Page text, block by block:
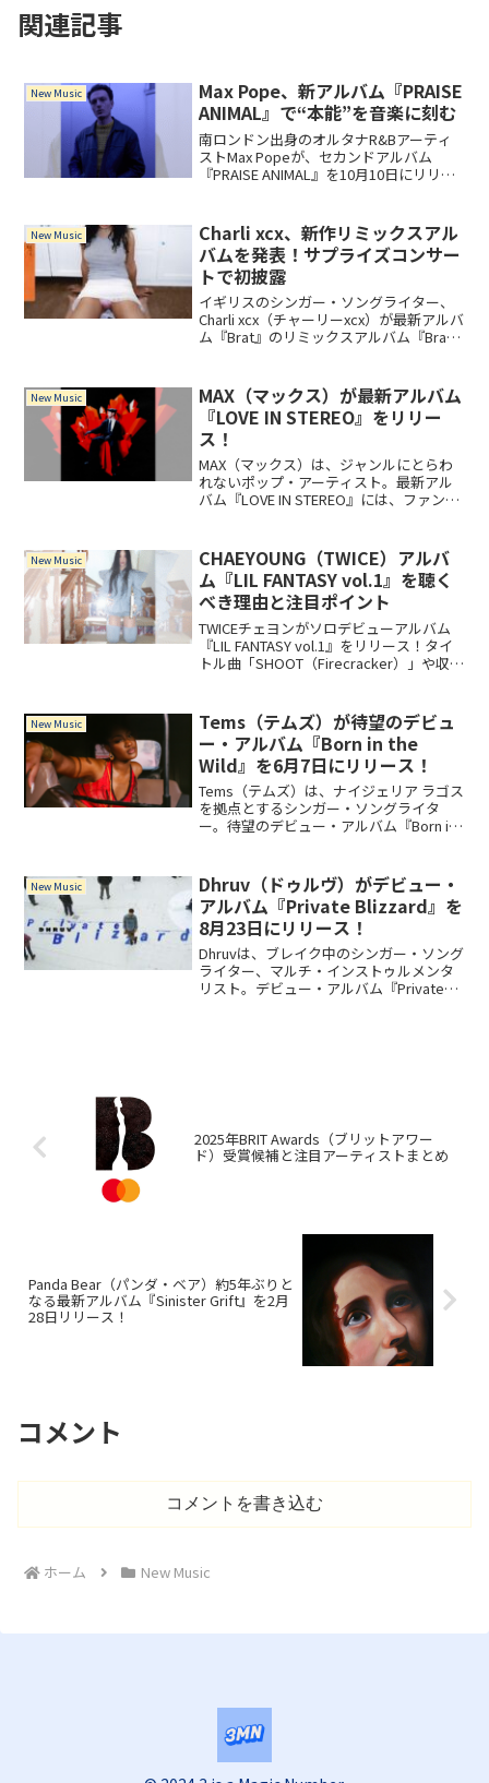
関連記事
New Music
Max Pope、新アルバム『PRAISE
ANIMAL』で“本能”を音楽に刻む
南ロンドン出身のオルタナR&Bアーティ
ストMax Popeが、セカンドアルバム
『PRAISE ANIMAL』を10月10日にリリー
した深みある一枚です。
New Music
Charli xcx、新作リミックスアル
バムを発表！サプライズコンサー
トで初披露
イギリスのシンガー・ソングライター、
Charli xcx（チャーリーxcx）が最新アルバ
ム『Brat』のリミックスアルバム『Brat
New Music
MAX（マックス）が最新アルバム
『LOVE IN STEREO』をリリー
ス！
MAX（マックス）は、ジャンルにとらわ
れないポップ・アーティスト。最新アル
バム『LOVE IN STEREO』には、ファンキ
jinをフィーチャーした「STUPID IN
LOVE」を含む全12曲を収録。
New Music
CHAEYOUNG（TWICE）アルバ
ム『LIL FANTASY vol.1』を聴く
べき理由と注目ポイント
TWICEチェヨンがソロデビューアルバム
『LIL FANTASY vol.1』をリリース！タイ
トル曲「SHOOT（Firecracker）」や収録
New Music
Tems（テムズ）が待望のデビュ
ー・アルバム『Born in the
Wild』を6月7日にリリース！
Tems（テムズ）は、ナイジェリア ラゴス
を拠点とするシンガー・ソングライタ
ー。待望のデビュー・アルバム『Born in
アのシンガー兼ソングライターの
Asake、ラッパーのJ. Coleとのコラボレ
ーション曲を含む全18曲を収録。
New Music
Dhruv（ドゥルヴ）がデビュー・
アルバム『Private Blizzard』を
8月23日にリリース！
Dhruvは、ブレイク中のシンガー・ソング
ライター、マルチ・インストゥルメンタ
リスト。デビュー・アルバム『Private
2025年BRIT Awards（ブリットアワー
ド）受賞候補と注目アーティストまとめ
Panda Bear（パンダ・ベア）約5年ぶりと
なる最新アルバム『Sinister Grift』を2月
28日リリース！
コメント
コメントを書き込む
ホーム New Music